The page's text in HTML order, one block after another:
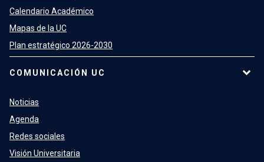
Calendario Académico
Mapas de la UC
Plan estratégico 2026-2030
COMUNICACIÓN UC
Noticias
Agenda
Redes sociales
Visión Universitaria